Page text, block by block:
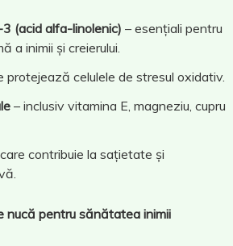
(acid alfa-linolenic) – esențiali pentru
a inimii și creierului.
protejează celulele de stresul oxidativ.
– inclusiv vitamina E, magneziu, cupru
contribuie la sațietate și
nucă pentru sănătatea inimii